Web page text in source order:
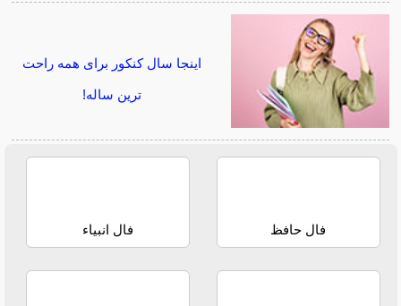
اینجا سال کنکور برای همه راحت
ترین ساله!
فال حافظ فال انبیاء